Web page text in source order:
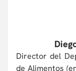
Director del
de Alimentos